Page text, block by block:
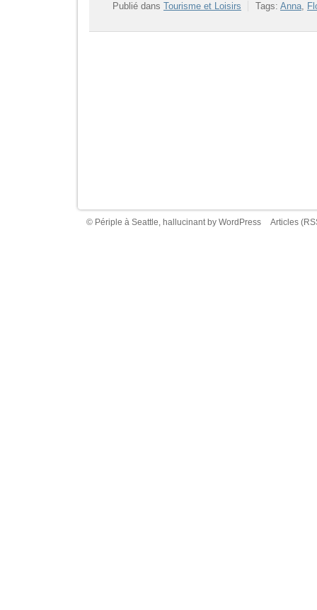
Publié dans Tourisme et Loisirs Tags: Anna,
© Périple à Seattle, hallucinant by WordPress Articles